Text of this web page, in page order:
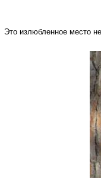
Это излюбленное место